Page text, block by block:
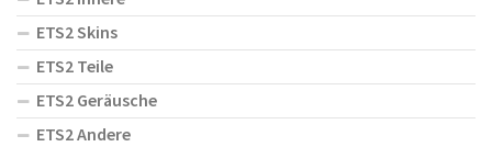
ETS2 Skins
ETS2 Teile
ETS2 Geräusche
ETS2 Andere